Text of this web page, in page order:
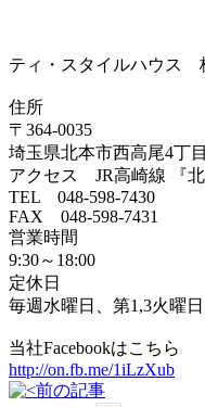
ティ・スタイルハウス
住所
〒364-0035
埼玉県北本市西高尾4丁
アクセス JR高崎線 『
TEL 048-598-7430
FAX 048-598-7431
営業時間
9:30～18:00
定休日
毎週水曜日、第1,3火曜日
当社Facebookはこちら
http://on.fb.me/1iLzXub
前の記事